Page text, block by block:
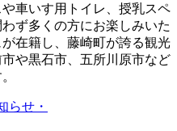
車いす用トイレ、授乳スペ
ず多くの方にお楽しみいた
在籍し、藤崎町が誇る観光
や黒石市、五所川原市など
らせ・